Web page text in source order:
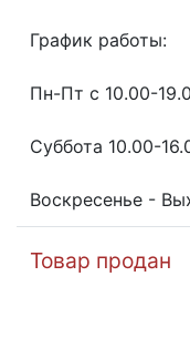
График работы:
Пн-Пт с 10.00-
Суббота 10.00-
Воскресенье -
Товар продан